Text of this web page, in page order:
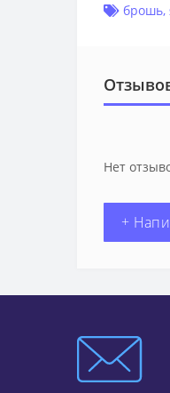
брошь,
Нет
+